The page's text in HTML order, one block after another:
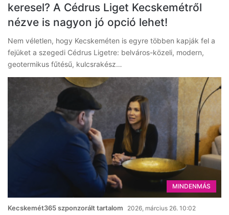
keresel? A Cédrus Liget Kecskemétről
nézve is nagyon jó opció lehet!
Nem véletlen, hogy Kecskeméten is egyre többen kapják fel a
fejüket a szegedi Cédrus Ligetre: belváros-közeli, modern,
geotermikus fűtésű, kulcsrakész…
MINDENMÁS
Kecskemét365 szponzorált tartalom 2026, március 26. 10:02